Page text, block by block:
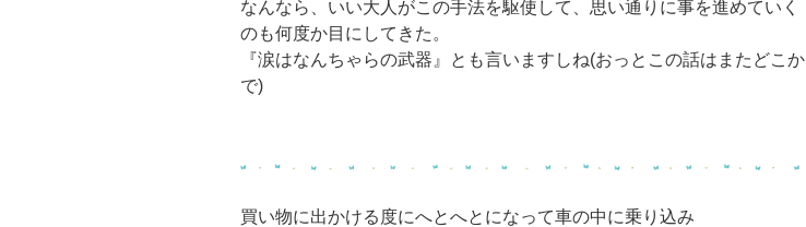
なんなら、いい大人がこの手法を駆使して、思い通りに事を進めていく
のも何度か目にしてきた。
『涙はなんちゃらの武器』とも言いますしね(おっとこの話はまたどこか
で)
買い物に出かける度にへとへとになって車の中に乗り込み